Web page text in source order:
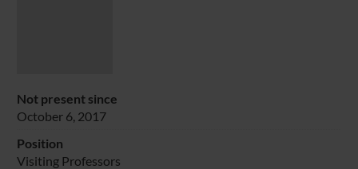
Not present since
October 6, 2017
Position
Visiting Professors